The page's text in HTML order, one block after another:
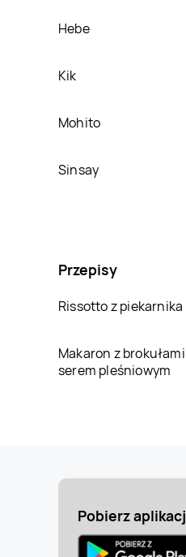
Hebe
Kik
Mohito
Sinsay
Przepisy
Rissotto z piekarnika
Makaron z
serem pleśniowym
Pobierz